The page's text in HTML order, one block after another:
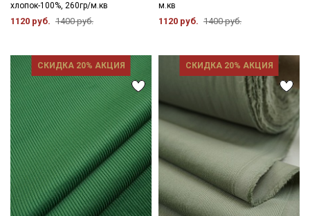
хлопок-100%, 260гр/м.кв
1120 руб. 1400 руб.
м.кв
1120 руб. 1400 руб.
СКИДКА 20% АКЦИЯ СКИДКА 20% АКЦИЯ